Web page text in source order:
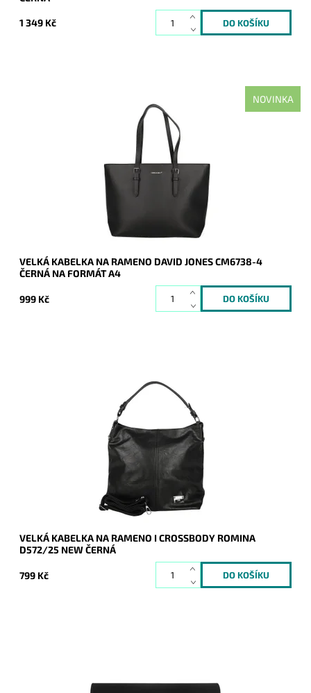
1 349 Kč
NOVINKA
Nejprodávanější kabelka roku 2025 - velká černá kabelka na
rameno na formát A4 s neděleným vnitřním prostorem.
21135
David Jones Paris
2 roky
VELKÁ KABELKA NA RAMENO DAVID JONES CM6738-4
ČERNÁ NA FORMÁT A4
999 Kč
Jedna z nejprodávanějších kabelek roku 2024 a 2025 je zpět
a v novém designu - je doplněna o aplikaci značky na čelní
Skladem
20939
ROMINA&CO
2 roky
VELKÁ KABELKA NA RAMENO I CROSSBODY ROMINA
D572/25 NEW ČERNÁ
799 Kč
9200